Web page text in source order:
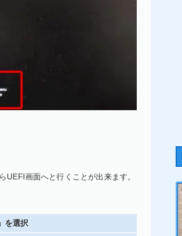
画面へと行くことが出来ます。
を選択